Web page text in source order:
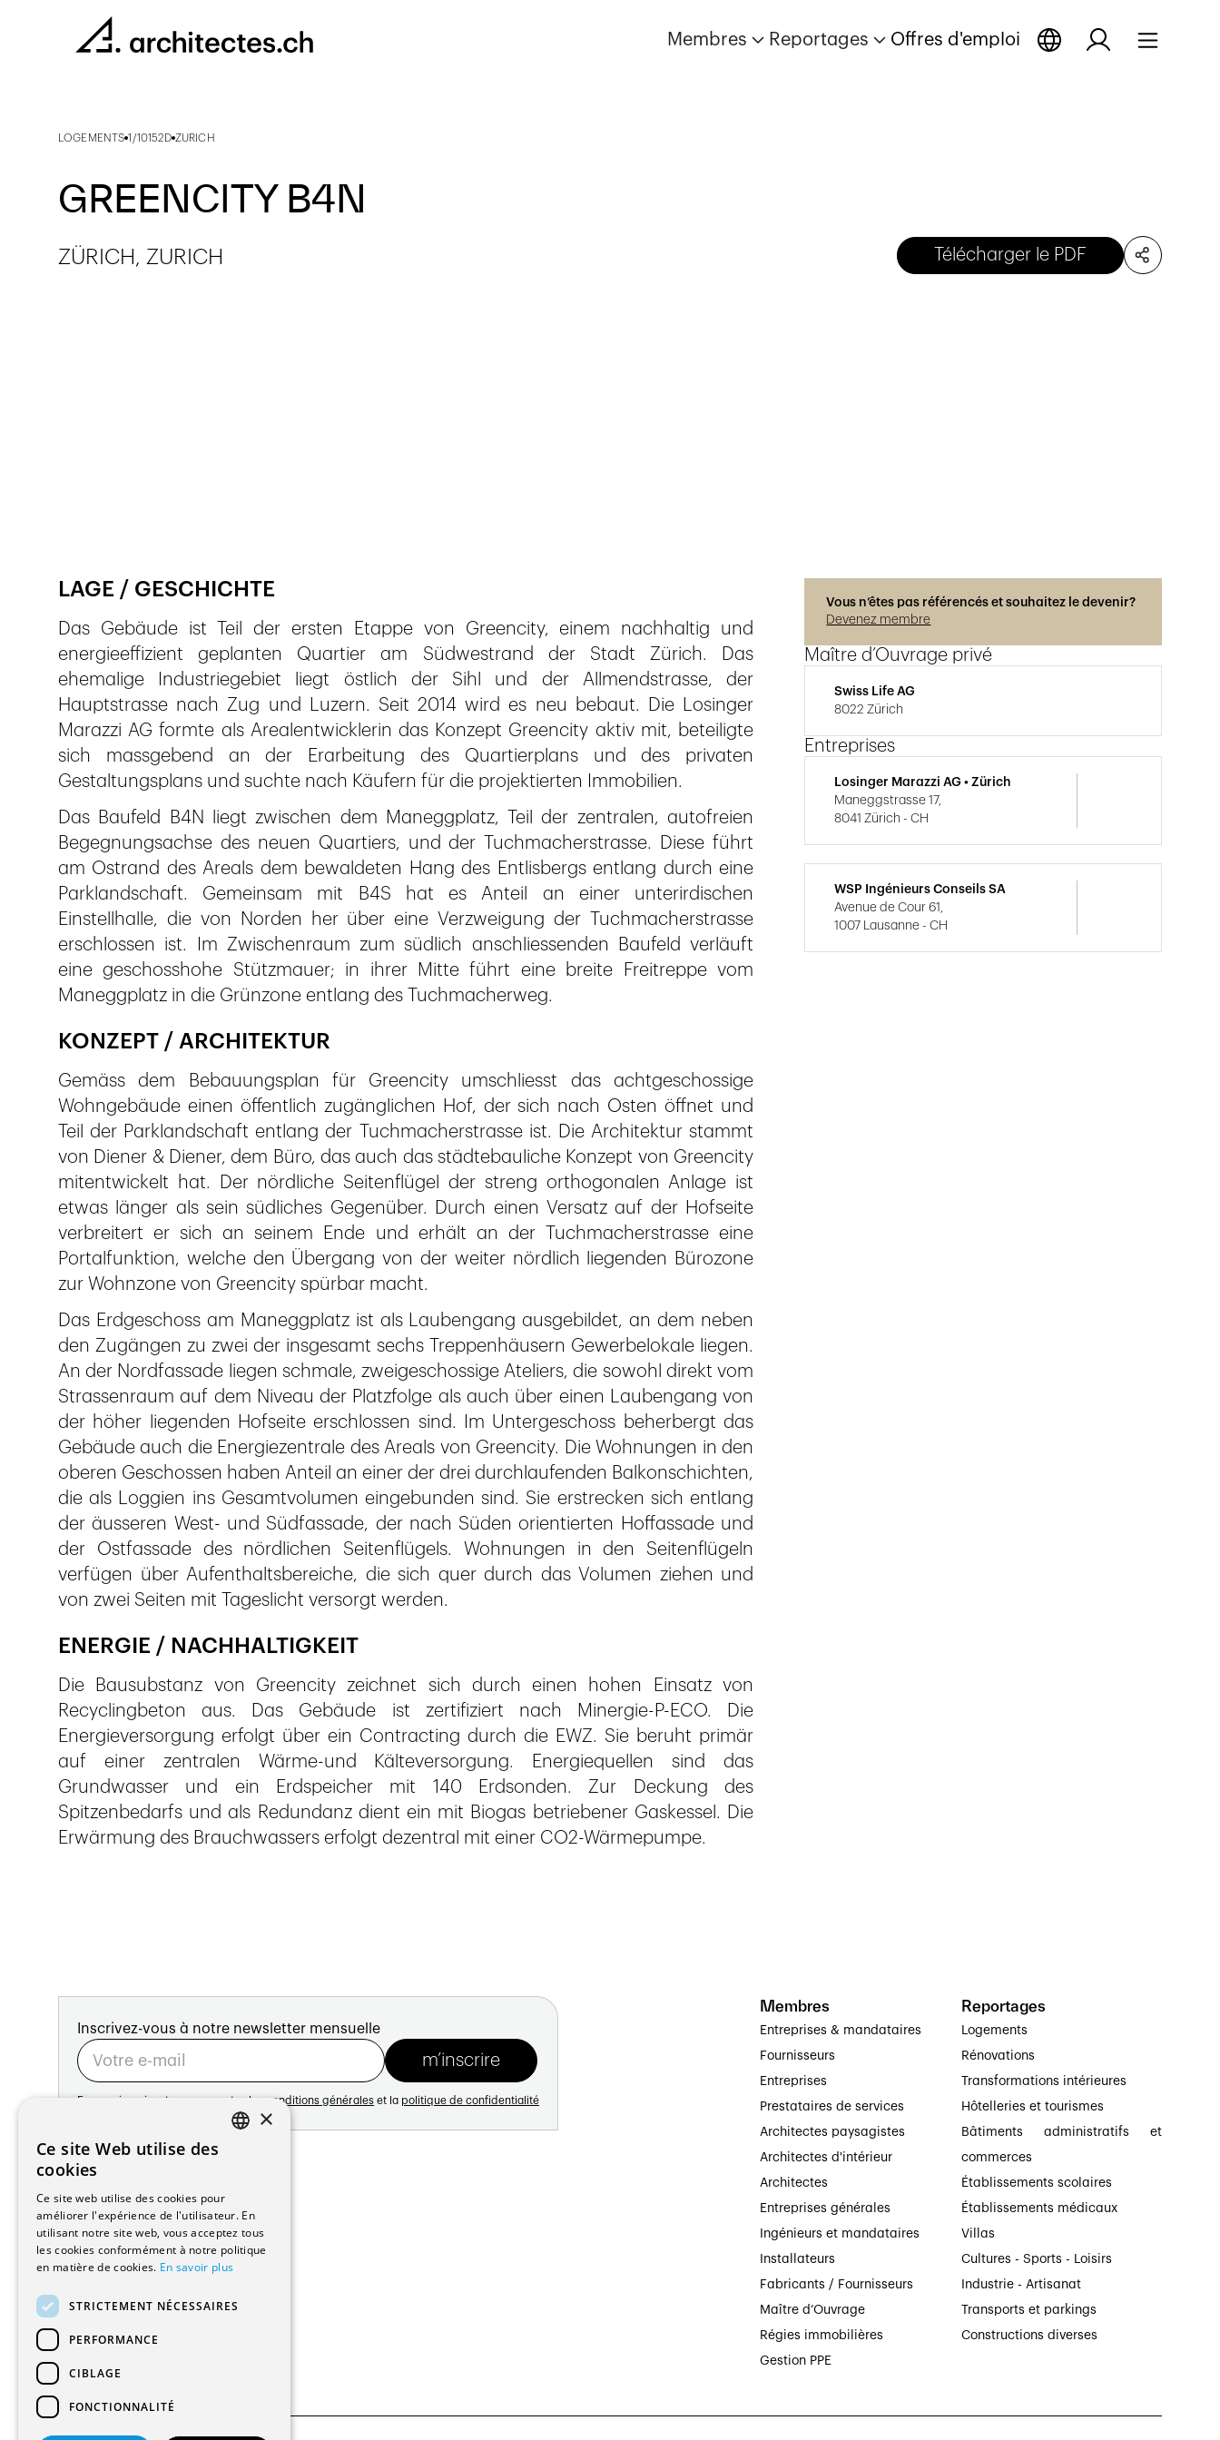
Membres Reportages Offres d'emploi
LOGEMENTS 1/10152D ZURICH
GREENCITY B4N
ZÜRICH, ZURICH Télécharger le PDF
LAGE / GESCHICHTE
Das Gebäude ist Teil der ersten Etappe von Greencity, einem nachhaltig und
energieeffizient geplanten Quartier am Südwestrand der Stadt Zürich. Das
ehemalige Industriegebiet liegt östlich der Sihl und der Allmendstrasse, der
Hauptstrasse nach Zug und Luzern. Seit 2014 wird es neu bebaut. Die Losinger
Marazzi AG formte als Arealentwicklerin das Konzept Greencity aktiv mit, beteiligte
sich massgebend an der Erarbeitung des Quartierplans und des privaten
Gestaltungsplans und suchte nach Käufern für die projektierten Immobilien.
Das Baufeld B4N liegt zwischen dem Maneggplatz, Teil der zentralen, autofreien
Begegnungsachse des neuen Quartiers, und der Tuchmacherstrasse. Diese führt
am Ostrand des Areals dem bewaldeten Hang des Entlisbergs entlang durch eine
Parklandschaft. Gemeinsam mit B4S hat es Anteil an einer unterirdischen
Einstellhalle, die von Norden her über eine Verzweigung der Tuchmacherstrasse
erschlossen ist. Im Zwischenraum zum südlich anschliessenden Baufeld verläuft
eine geschosshohe Stützmauer; in ihrer Mitte führt eine breite Freitreppe vom
Maneggplatz in die Grünzone entlang des Tuchmacherweg.
KONZEPT / ARCHITEKTUR
Gemäss dem Bebauungsplan für Greencity umschliesst das achtgeschossige
Wohngebäude einen öffentlich zugänglichen Hof, der sich nach Osten öffnet und
Teil der Parklandschaft entlang der Tuchmacherstrasse ist. Die Architektur stammt
von Diener & Diener, dem Büro, das auch das städtebauliche Konzept von Greencity
mitentwickelt hat. Der nördliche Seitenflügel der streng orthogonalen Anlage ist
etwas länger als sein südliches Gegenüber. Durch einen Versatz auf der Hofseite
verbreitert er sich an seinem Ende und erhält an der Tuchmacherstrasse eine
Portalfunktion, welche den Übergang von der weiter nördlich liegenden Bürozone
zur Wohnzone von Greencity spürbar macht.
Das Erdgeschoss am Maneggplatz ist als Laubengang ausgebildet, an dem neben
den Zugängen zu zwei der insgesamt sechs Treppenhäusern Gewerbelokale liegen.
An der Nordfassade liegen schmale, zweigeschossige Ateliers, die sowohl direkt vom
Strassenraum auf dem Niveau der Platzfolge als auch über einen Laubengang von
der höher liegenden Hofseite erschlossen sind. Im Untergeschoss beherbergt das
Gebäude auch die Energiezentrale des Areals von Greencity. Die Wohnungen in den
oberen Geschossen haben Anteil an einer der drei durchlaufenden Balkonschichten,
die als Loggien ins Gesamtvolumen eingebunden sind. Sie erstrecken sich entlang
der äusseren West- und Südfassade, der nach Süden orientierten Hoffassade und
der Ostfassade des nördlichen Seitenflügels. Wohnungen in den Seitenflügeln
verfügen über Aufenthaltsbereiche, die sich quer durch das Volumen ziehen und
von zwei Seiten mit Tageslicht versorgt werden.
ENERGIE / NACHHALTIGKEIT
Die Bausubstanz von Greencity zeichnet sich durch einen hohen Einsatz von
Recyclingbeton aus. Das Gebäude ist zertifiziert nach Minergie-P-ECO. Die
Energieversorgung erfolgt über ein Contracting durch die EWZ. Sie beruht primär
auf einer zentralen Wärme-und Kälteversorgung. Energiequellen sind das
Grundwasser und ein Erdspeicher mit 140 Erdsonden. Zur Deckung des
Spitzenbedarfs und als Redundanz dient ein mit Biogas betriebener Gaskessel. Die
Erwärmung des Brauchwassers erfolgt dezentral mit einer CO2-Wärmepumpe.
Vous n’êtes pas référencés et souhaitez le devenir?
Devenez membre
Maître d’Ouvrage privé
Swiss Life AG
8022 Zürich
Entreprises
Losinger Marazzi AG • Zürich
Maneggstrasse 17,
8041 Zürich - CH
WSP Ingénieurs Conseils SA
Avenue de Cour 61,
1007 Lausanne - CH
Inscrivez-vous à notre newsletter mensuelle
En vous inscrivant vous acceptez les conditions générales et la politique de confidentialité
Adresse:
Avenue de Longemalle 21
1020 Renens
Suisse
Contact:
Édition: +41 21 635 16 82
Plateforme: +41 21 631 10 50
info@architectes.ch
Membres
Entreprises & mandataires
Fournisseurs
Entreprises
Prestataires de services
Architectes paysagistes
Architectes d'intérieur
Architectes
Entreprises générales
Ingénieurs et mandataires
Installateurs
Fabricants / Fournisseurs
Maître d’Ouvrage
Régies immobilières
Gestion PPE
Reportages
Logements
Rénovations
Transformations intérieures
Hôtelleries et tourismes
Bâtiments administratifs et
commerces
Établissements scolaires
Établissements médicaux
Villas
Cultures - Sports - Loisirs
Industrie - Artisanat
Transports et parkings
Constructions diverses
×
Ce site Web utilise des
cookies
Ce site web utilise des cookies pour
améliorer l'expérience de l'utilisateur. En
utilisant notre site web, vous acceptez tous
les cookies conformément à notre politique
en matière de cookies. En savoir plus
STRICTEMENT NÉCESSAIRES
PERFORMANCE
CIBLAGE
FONCTIONNALITÉ